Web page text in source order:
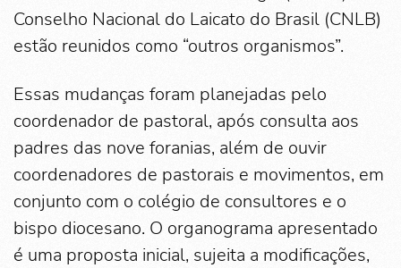
Conselho Nacional do Laicato do Brasil (CNLB)
estão reunidos como “outros organismos”.
Essas mudanças foram planejadas pelo
coordenador de pastoral, após consulta aos
padres das nove foranias, além de ouvir
coordenadores de pastorais e movimentos, em
conjunto com o colégio de consultores e o
bispo diocesano. O organograma apresentado
é uma proposta inicial, sujeita a modificações,